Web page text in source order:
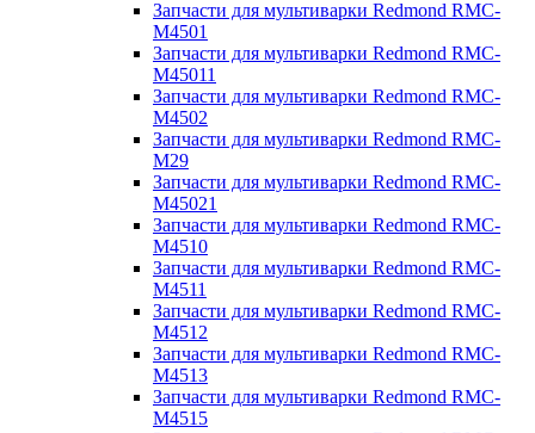
Запчасти для мультиварки Redmond RMC-
M4501
Запчасти для мультиварки Redmond RMC-
M45011
Запчасти для мультиварки Redmond RMC-
M4502
Запчасти для мультиварки Redmond RMC-
M29
Запчасти для мультиварки Redmond RMC-
M45021
Запчасти для мультиварки Redmond RMC-
M4510
Запчасти для мультиварки Redmond RMC-
M4511
Запчасти для мультиварки Redmond RMC-
M4512
Запчасти для мультиварки Redmond RMC-
M4513
Запчасти для мультиварки Redmond RMC-
M4515